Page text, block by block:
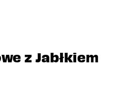
z Jabłkiem